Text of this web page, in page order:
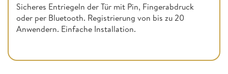
Sicheres Entriegeln der Tür mit Pin, Fingerabdruck
oder per Bluetooth. Registrierung von bis zu 20
Anwendern. Einfache Installation.